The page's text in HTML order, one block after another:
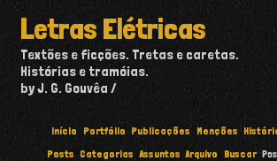
Letras Elétricas
Textões e ficções. Tretas e caretas.
Histórias e tramóias.
by J. G. Gouvêa
Início Portfólio Publicações Menções
Posts Categorias Assuntos Arquivo Buscar